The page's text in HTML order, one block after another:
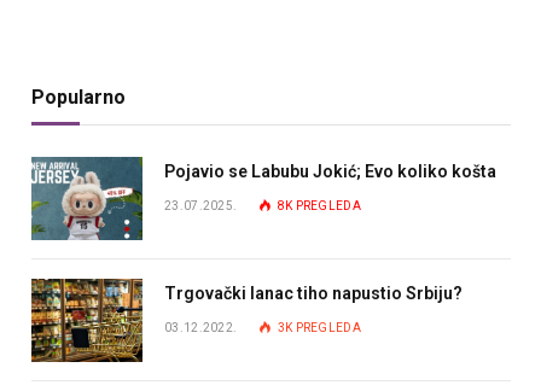
Popularno
Pojavio se Labubu Jokić; Evo koliko košta
23.07.2025. 8K PREGLEDA
Trgovački lanac tiho napustio Srbiju?
03.12.2022. 3K PREGLEDA